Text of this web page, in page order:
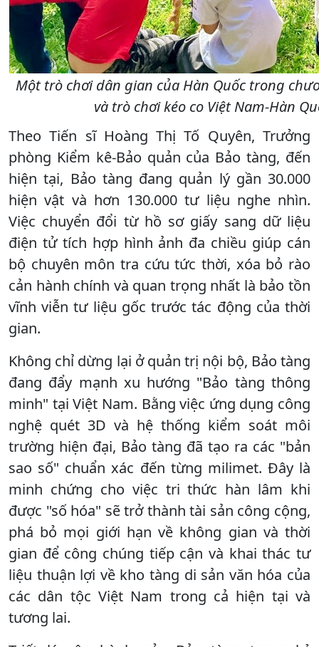
Một trò chơi dân gian của Hàn Quốc trong
và trò chơi kéo co Việt Nam-Hàn
Theo Tiến sĩ Hoàng Thị Tố Quyên, Trưởng
phòng Kiểm kê-Bảo quản của Bảo tàng, đến
hiện tại, Bảo tàng đang quản lý gần 30.000
hiện vật và hơn 130.000 tư liệu nghe nhìn.
Việc chuyển đổi từ hồ sơ giấy sang dữ liệu
điện tử tích hợp hình ảnh đa chiều giúp cán
bộ chuyên môn tra cứu tức thời, xóa bỏ rào
cản hành chính và quan trọng nhất là bảo tồn
vĩnh viễn tư liệu gốc trước tác động của thời
gian.
Không chỉ dừng lại ở quản trị nội bộ, Bảo tàng
đang đẩy mạnh xu hướng "Bảo tàng thông
minh" tại Việt Nam. Bằng việc ứng dụng công
nghệ quét 3D và hệ thống kiểm soát môi
trường hiện đại, Bảo tàng đã tạo ra các "bản
sao số" chuẩn xác đến từng milimet. Đây là
minh chứng cho việc tri thức hàn lâm khi
được "số hóa" sẽ trở thành tài sản công cộng,
phá bỏ mọi giới hạn về không gian và thời
gian để công chúng tiếp cận và khai thác tư
liệu thuận lợi về kho tàng di sản văn hóa của
các dân tộc Việt Nam trong cả hiện tại và
tương lai.